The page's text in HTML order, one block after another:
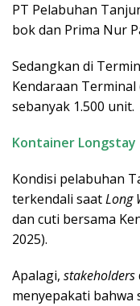
PT Pelabuhan
bok dan Prima Nur
Sedangkan di
Kendaraan
sebanyak 1.500 unit.
Kontainer Longstay
Kondisi pelabuhan
terkendali saatLong
dan cuti bersama
2025).
Apalagi, stakeholders
menyepakati bahwa